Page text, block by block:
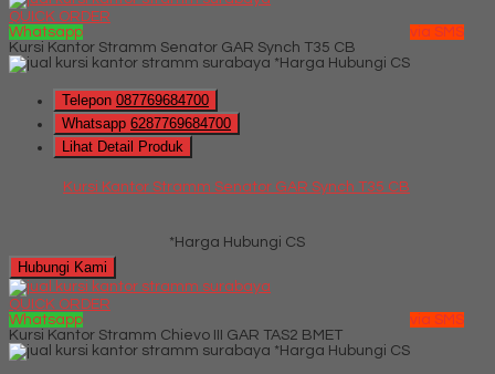
QUICK ORDER
Whatsapp
via SMS
Kursi Kantor Stramm Senator GAR Synch T35 CB
*Harga Hubungi CS
Telepon 087769684700
Whatsapp 6287769684700
Lihat Detail Produk
Kursi Kantor Stramm Senator GAR Synch T35 CB
*Harga Hubungi CS
Hubungi Kami
QUICK ORDER
Whatsapp
via SMS
Kursi Kantor Stramm Chievo III GAR TAS2 BMET
*Harga Hubungi CS